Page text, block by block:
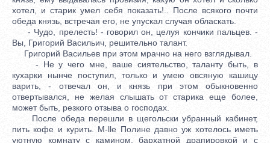
хотел, и старик умел себя показать!.. После всякого почти
обеда князь, встречая его, не упускал случая обласкать.
- Чудо, прелесть! - говорил он, целуя кончики пальцев. -
Вы, Григорий Васильич, решительно талант.
Григорий Васильев при этом мрачно на него взглядывал.
- Не у чего мне, ваше сиятельство, таланту быть, в
кухарки нынче поступил, только и умею овсяную кашицу
варить, - отвечал он, и князь при этом обыкновенно
отвертывался, не желая слышать от старика еще более,
может быть, резкого отзыва о господах.
После обеда перешли в щегольски убранный кабинет,
пить кофе и курить. М-lle Полине давно уж хотелось иметь
уютную комнату с камином, бархатной драпировкой и с